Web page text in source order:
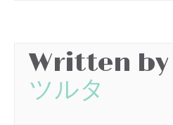
Written by
ツルタ